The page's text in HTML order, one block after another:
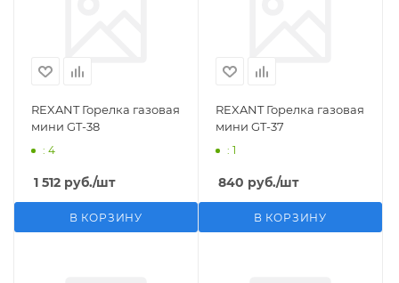
REXANT Горелка газовая
мини GT-38
: 4
1 512 руб./шт
В КОРЗИНУ
REXANT Горелка газовая
мини GT-37
: 1
840 руб./шт
В КОРЗИНУ